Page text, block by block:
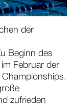
der
Beginn des
Februar der
zufrieden